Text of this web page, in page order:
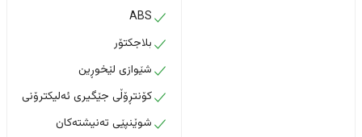
ABS
بلاجکتۆر
شێوازی لێخوڕین
کۆنتڕۆڵی جێگیری ئەلیکترۆنی
شوێنپێی تەنیشتەکان